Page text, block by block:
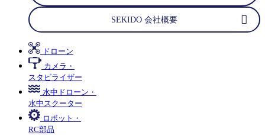
SEKIDO 会社概要
ドローン
カメラ・
スタビライザー
水中ドローン・
水中スクーター
ロボット・
RC部品